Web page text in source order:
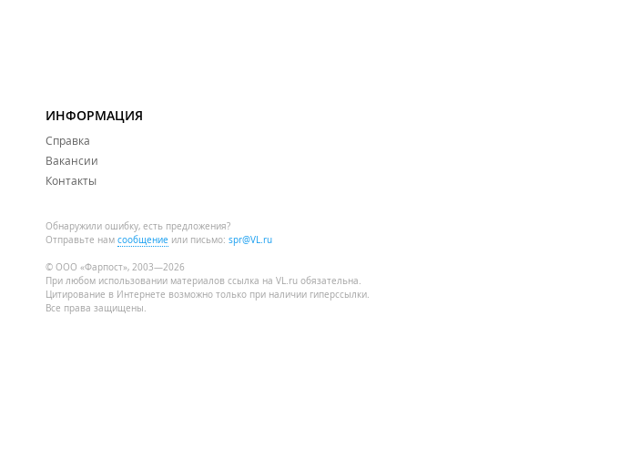
ИНФОРМАЦИЯ
Справка
Вакансии
Контакты
Обнаружили ошибку, есть предложения?
Отправьте нам сообщение или письмо: spr@VL.ru
© ООО «Фарпост», 2003—2026
При любом использовании материалов ссылка на VL.ru обязательна.
Цитирование в Интернете возможно только при наличии гиперссылки.
Все права защищены.